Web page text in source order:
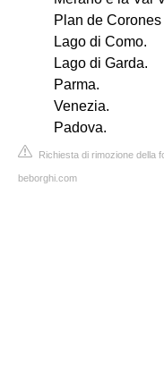
Plan de
Lago di Como.
Lago di Garda.
Parma.
Venezia.
Padova.
Richiesta di rimozione della
beborghi.com